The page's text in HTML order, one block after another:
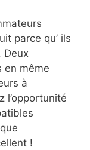
parce qu’ ils
Deux
en même
à
l’opportunité
!